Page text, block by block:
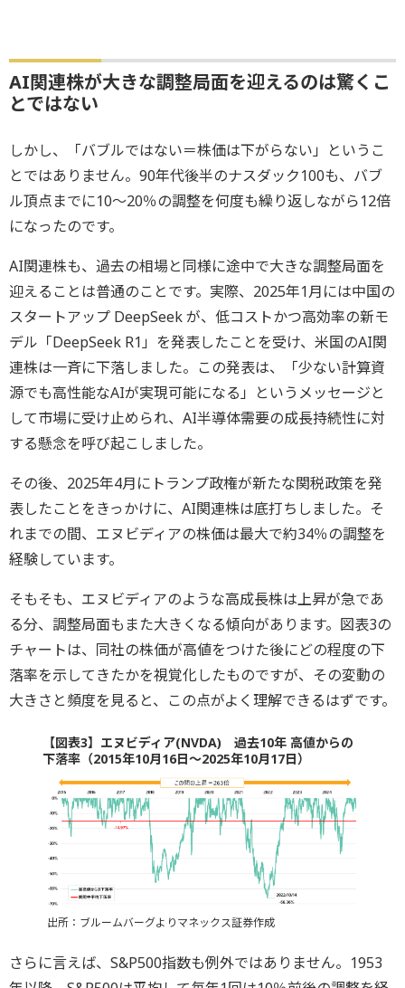
AI関連株が大きな調整局面を迎えるのは驚くこ
とではない
しかし、「バブルではない＝株価は下がらない」というこ
とではありません。90年代後半のナスダック100も、バブ
ル頂点までに10～20％の調整を何度も繰り返しながら12倍
になったのです。
AI関連株も、過去の相場と同様に途中で大きな調整局面を
迎えることは普通のことです。実際、2025年1月には中国の
スタートアップ DeepSeek が、低コストかつ高効率の新モ
デル「DeepSeek R1」を発表したことを受け、米国のAI関
連株は一斉に下落しました。この発表は、「少ない計算資
源でも高性能なAIが実現可能になる」というメッセージと
して市場に受け止められ、AI半導体需要の成長持続性に対
する懸念を呼び起こしました。
その後、2025年4月にトランプ政権が新たな関税政策を発
表したことをきっかけに、AI関連株は底打ちしました。そ
れまでの間、エヌビディアの株価は最大で約34％の調整を
経験しています。
そもそも、エヌビディアのような高成長株は上昇が急であ
る分、調整局面もまた大きくなる傾向があります。図表3の
チャートは、同社の株価が高値をつけた後にどの程度の下
落率を示してきたかを視覚化したものですが、その変動の
大きさと頻度を見ると、この点がよく理解できるはずです。
【図表3】エヌビディア(NVDA) 過去10年 高値からの
下落率（2015年10月16日～2025年10月17日）
出所：ブルームバーグよりマネックス証券作成
さらに言えば、S&P500指数も例外ではありません。1953